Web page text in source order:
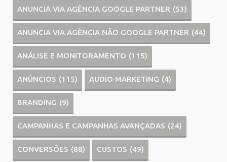
ANUNCIA VIA AGÊNCIA GOOGLE PARTNER (53)
ANUNCIA VIA AGÊNCIA NÃO GOOGLE PARTNER (44)
ANÁLISE E MONITORAMENTO (115)
ANÚNCIOS (115) AUDIO MARKETING (4)
BRANDING (9)
CAMPANHAS E CAMPANHAS AVANÇADAS (24)
CONVERSÕES (88) CUSTOS (49)